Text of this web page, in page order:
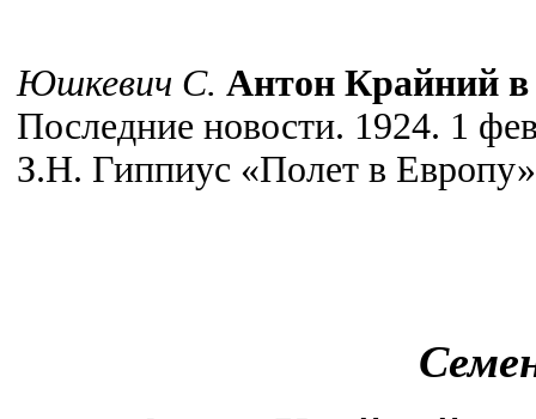
Юшкевич С. Антон Крайний в
Последние новости. 1924. 1
З.Н. Гиппиус «Полет в